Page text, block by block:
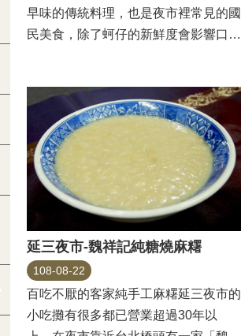
早味的傳統料理，也是夜市裡常見的國
民美食，除了蚵仔的新鮮度會影響口味
延三夜市-魏祥記純糖燒麻糬
108-08-22
百吃不厭的客家純手工麻糬延三夜市的
小吃攤有很多都已營業超過30年以